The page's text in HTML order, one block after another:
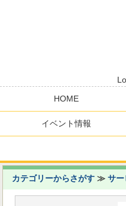
HOME
イベント情報
カテゴリーからさがす ≫サー